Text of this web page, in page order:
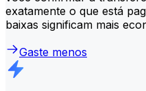
exatamente o que está
baixas significam mais
Gaste menos